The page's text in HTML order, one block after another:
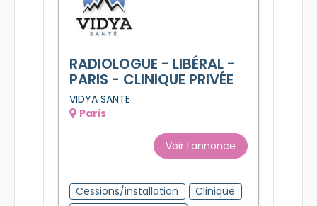
RADIOLOGUE - LIBÉRAL -
PARIS - CLINIQUE PRIVÉE
VIDYA SANTE
Paris
Voir l'annonce
Cessions/installation
Clinique